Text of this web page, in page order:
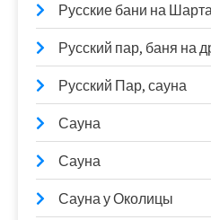
Русские бани на
Русский пар, баня на
Русский Пар, сауна
Сауна
Сауна
Сауна у Околицы